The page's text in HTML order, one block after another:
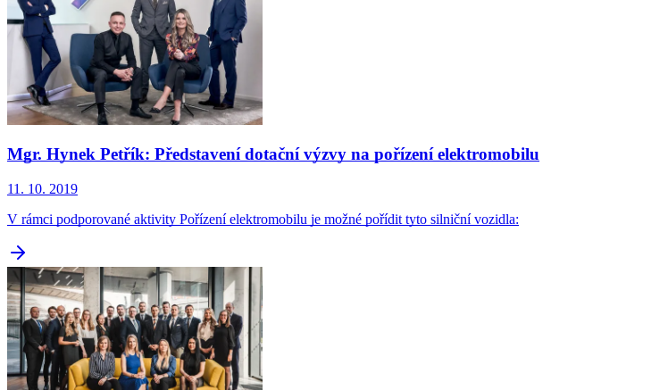
Mgr. Hynek Petřík: Představení dotační výzvy na pořízení elektromobilu
11. 10. 2019
V rámci podporované aktivity Pořízení elektromobilu je možné pořídit tyto silniční vozidla: